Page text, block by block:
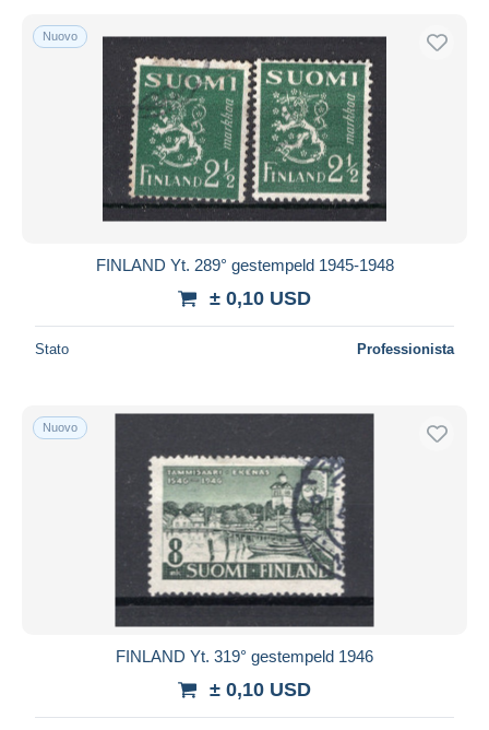
Nuovo
FINLAND Yt. 289° gestempeld 1945-1948
± 0,10 USD
Stato Professionista
Nuovo
FINLAND Yt. 319° gestempeld 1946
± 0,10 USD